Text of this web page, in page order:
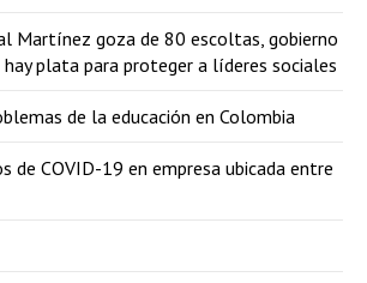
Martínez goza de 80 escoltas, gobierno
hay plata para proteger a líderes sociales
de la educación en Colombia
de COVID-19 en empresa ubicada entre